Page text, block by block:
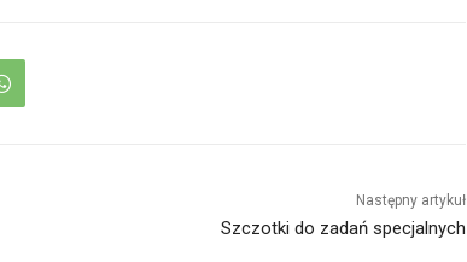
Następny artykuł
Szczotki do zadań specjalnych